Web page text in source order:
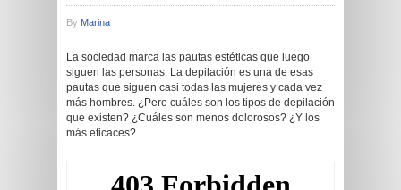
By Marina
La sociedad marca las pautas estéticas que luego
siguen las personas. La depilación es una de esas
pautas que siguen casi todas las mujeres y cada vez
más hombres. ¿Pero cuáles son los tipos de depilación
que existen? ¿Cuáles son menos dolorosos? ¿Y los
más eficaces?